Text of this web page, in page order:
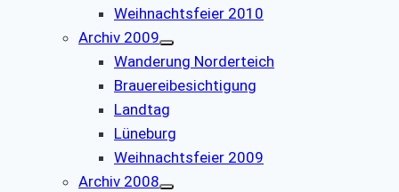
Weihnachtsfeier 2010
Archiv 2009
Wanderung Norderteich
Brauereibesichtigung
Landtag
Lüneburg
Weihnachtsfeier 2009
Archiv 2008